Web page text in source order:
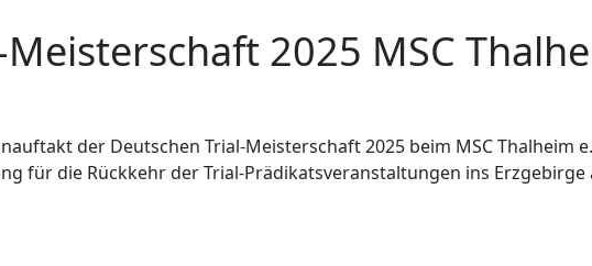
2025 MSC
der Deutschen Trial-Meisterschaft 2025 beim MSC Thalheim
für die Rückkehr der Trial-Prädikatsveranstaltungen ins Erzgebirge